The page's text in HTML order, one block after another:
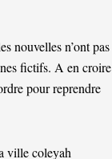
nouvelles n’ont pas
fictifs. A en croire
pour reprendre
ville coleyah